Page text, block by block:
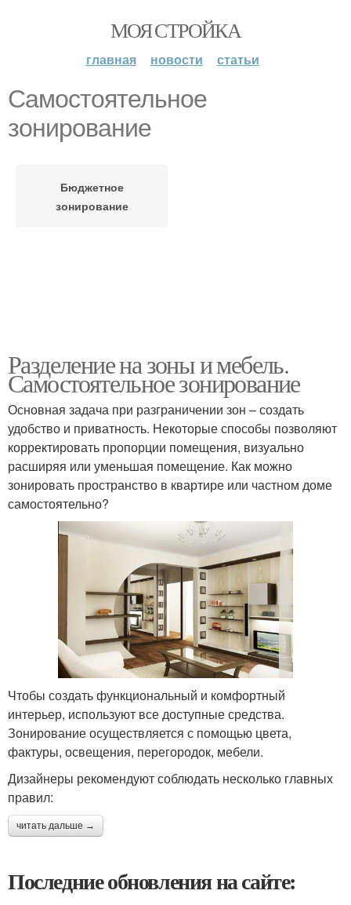
МОЯ СТРОЙКА
главная новости статьи
Самостоятельное
зонирование
Бюджетное
зонирование
Разделение на зоны и мебель.
Самостоятельное зонирование
Основная задача при разграничении зон – создать
удобство и приватность. Некоторые способы позволяют
корректировать пропорции помещения, визуально
расширяя или уменьшая помещение. Как можно
зонировать пространство в квартире или частном доме
самостоятельно?
Чтобы создать функциональный и комфортный
интерьер, используют все доступные средства.
Зонирование осуществляется с помощью цвета,
фактуры, освещения, перегородок, мебели.
Дизайнеры рекомендуют соблюдать несколько главных
правил:
читать дальше →
Последние обновления на сайте: